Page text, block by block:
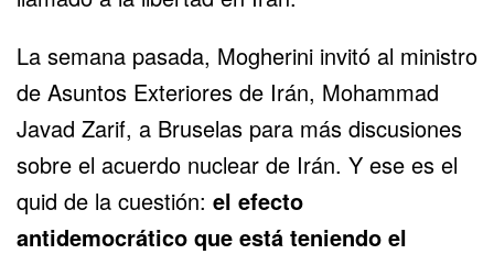
La semana pasada, Mogherini invitó al ministro
de Asuntos Exteriores de Irán, Mohammad
Javad Zarif, a Bruselas para más discusiones
sobre el acuerdo nuclear de Irán. Y ese es el
quid de la cuestión: el efecto
antidemocrático que está teniendo el